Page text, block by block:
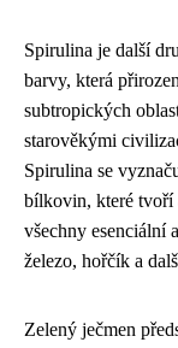
Spirulina je další
barvy, která
subtropických
starověkými
Spirulina se
bílkovin, které tvoří
všechny esenciální
železo, hořčík a
Zelený ječmen